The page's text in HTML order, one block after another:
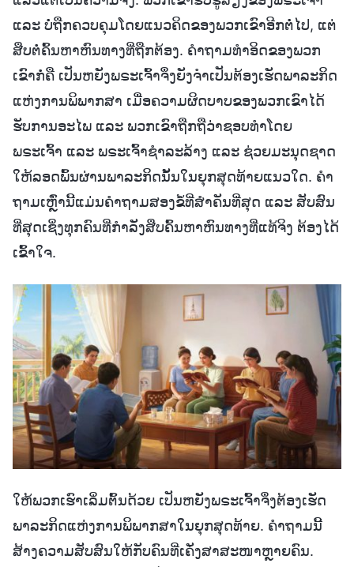
ແລະ ບໍ່ຖືກຄວບຄຸມໂດຍແນວຄິດຂອງພວກເຂົາອີກຕໍ່ໄປ, ແຕ່
ສືບຕໍ່ຄົ້ນຫາຫົນທາງທີ່ຖືກຕ້ອງ. ຄຳຖາມທຳອິດຂອງພວກ
ເຂົາກໍ່ຄື ເປັນຫຍັງພຣະເຈົ້າຈຶ່ງຍັງຈຳເປັນຕ້ອງເຮັດພາລະກິດ
ແຫ່ງການພິພາກສາ ເມື່ອຄວາມຜິດບາບຂອງພວກເຂົາໄດ້
ຮັບການອະໄພ ແລະ ພວກເຂົາຖືກຖືວ່າຊອບທຳໂດຍ
ພຣະເຈົ້າ ແລະ ພຣະເຈົ້າຊໍາລະລ້າງ ແລະ ຊ່ວຍມະນຸດຊາດ
ໃຫ້ລອດພົ້ນຜ່ານພາລະກິດນັ້ນໃນຍຸກສຸດທ້າຍແນວໃດ. ຄຳ
ຖາມເຫຼົ່ານີ້ແມ່ນຄຳຖາມສອງຂໍ້ທີ່ສຳຄັນທີ່ສຸດ ແລະ ສັບສົນ
ທີ່ສຸດເຊິ່ງທຸກຄົນທີ່ກຳລັງສືບຄົ້ນຫາຫົນທາງທີ່ແທ້ຈິງ ຕ້ອງໄດ້
ເຂົ້າໃຈ.
ໃຫ້ພວກເຮົາເລິ່ມຕົ້ນດ້ວຍ ເປັນຫຍັງພຣະເຈົ້າຈຶ່ງຕ້ອງເຮັດ
ພາລະກິດແຫ່ງການພິພາກສາໃນຍຸກສຸດທ້າຍ. ຄຳຖາມນີ້
ສ້າງຄວາມສັບສົນໃຫ້ກັບຄົນທີ່ເຄັ່ງສາສະໜາຫຼາຍຄົນ.